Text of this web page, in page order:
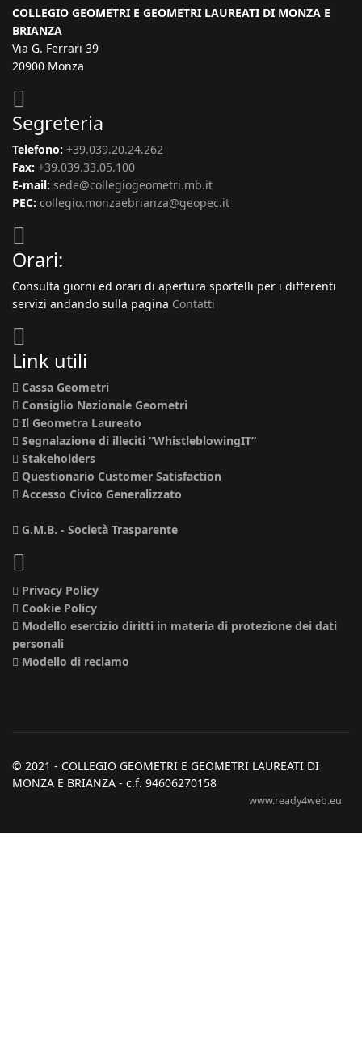
COLLEGIO GEOMETRI E GEOMETRI LAUREATI DI MONZA E
BRIANZA
Via G. Ferrari 39
20900 Monza
Segreteria
Telefono: +39.039.20.24.262
Fax: +39.039.33.05.100
E-mail: sede@collegiogeometri.mb.it
PEC: collegio.monzaebrianza@geopec.it
Orari:
Consulta giorni ed orari di apertura sportelli per i differenti
servizi andando sulla pagina Contatti
Link utili
Cassa Geometri
Consiglio Nazionale Geometri
Il Geometra Laureato
Segnalazione di illeciti “WhistleblowingIT”
Stakeholders
Questionario Customer Satisfaction
Accesso Civico Generalizzato
G.M.B. - Società Trasparente
Privacy Policy
Cookie Policy
Modello esercizio diritti in materia di protezione dei dati
personali
Modello di reclamo
© 2021 - COLLEGIO GEOMETRI E GEOMETRI LAUREATI DI
MONZA E BRIANZA - c.f. 94606270158
www.ready4web.eu